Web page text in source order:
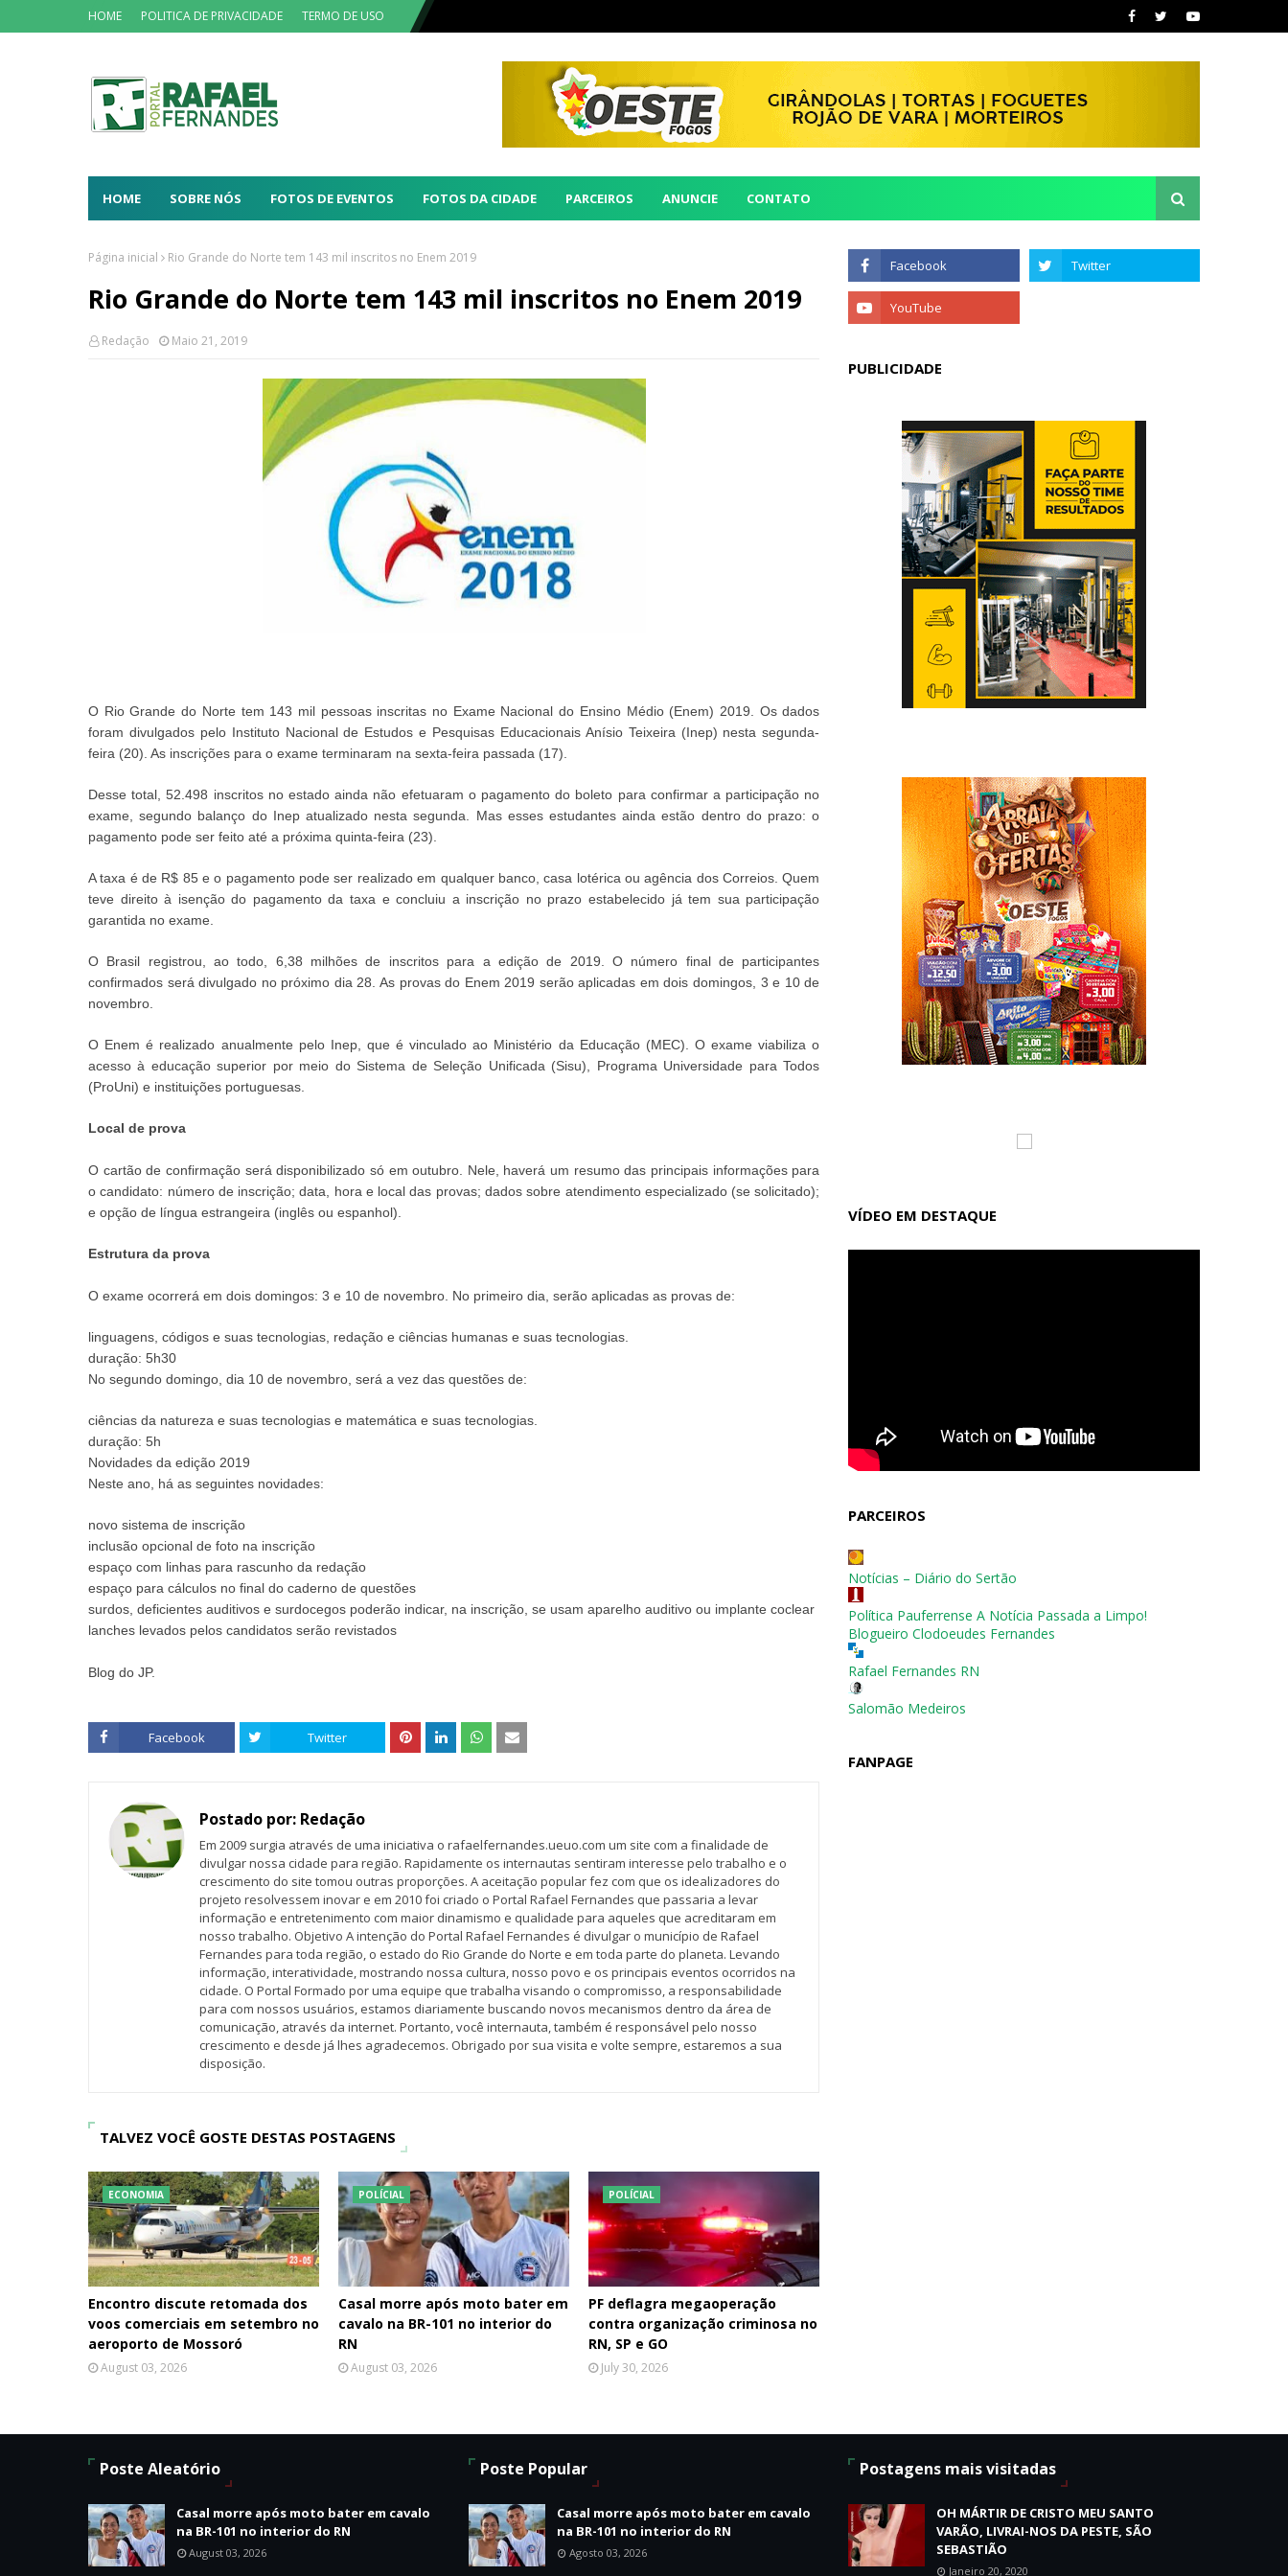
HOME POLITICA DE PRIVACIDADE TERMO DE USO
HOME SOBRE NÓS FOTOS DE EVENTOS FOTOS DA CIDADE PARCEIROS ANUNCIE CONTATO
Página inicial Rio Grande do Norte tem 143 mil inscritos no Enem 2019
Rio Grande do Norte tem 143 mil inscritos no Enem 2019
Redação Maio 21, 2019
O Rio Grande do Norte tem 143 mil pessoas inscritas no Exame Nacional do Ensino Médio (Enem) 2019. Os dados
foram divulgados pelo Instituto Nacional de Estudos e Pesquisas Educacionais Anísio Teixeira (Inep) nesta segunda-
feira (20). As inscrições para o exame terminaram na sexta-feira passada (17).
Desse total, 52.498 inscritos no estado ainda não efetuaram o pagamento do boleto para confirmar a participação no
exame, segundo balanço do Inep atualizado nesta segunda. Mas esses estudantes ainda estão dentro do prazo: o
pagamento pode ser feito até a próxima quinta-feira (23).
A taxa é de R$ 85 e o pagamento pode ser realizado em qualquer banco, casa lotérica ou agência dos Correios. Quem
teve direito à isenção do pagamento da taxa e concluiu a inscrição no prazo estabelecido já tem sua participação
garantida no exame.
O Brasil registrou, ao todo, 6,38 milhões de inscritos para a edição de 2019. O número final de participantes
confirmados será divulgado no próximo dia 28. As provas do Enem 2019 serão aplicadas em dois domingos, 3 e 10 de
novembro.
O Enem é realizado anualmente pelo Inep, que é vinculado ao Ministério da Educação (MEC). O exame viabiliza o
acesso à educação superior por meio do Sistema de Seleção Unificada (Sisu), Programa Universidade para Todos
(ProUni) e instituições portuguesas.
Local de prova
O cartão de confirmação será disponibilizado só em outubro. Nele, haverá um resumo das principais informações para
o candidato: número de inscrição; data, hora e local das provas; dados sobre atendimento especializado (se solicitado);
e opção de língua estrangeira (inglês ou espanhol).
Estrutura da prova
O exame ocorrerá em dois domingos: 3 e 10 de novembro. No primeiro dia, serão aplicadas as provas de:
linguagens, códigos e suas tecnologias, redação e ciências humanas e suas tecnologias.
duração: 5h30
No segundo domingo, dia 10 de novembro, será a vez das questões de:
ciências da natureza e suas tecnologias e matemática e suas tecnologias.
duração: 5h
Novidades da edição 2019
Neste ano, há as seguintes novidades:
novo sistema de inscrição
inclusão opcional de foto na inscrição
espaço com linhas para rascunho da redação
espaço para cálculos no final do caderno de questões
surdos, deficientes auditivos e surdocegos poderão indicar, na inscrição, se usam aparelho auditivo ou implante coclear
lanches levados pelos candidatos serão revistados
Blog do JP.
Facebook Twitter
Postado por: Redação
Em 2009 surgia através de uma iniciativa o rafaelfernandes.ueuo.com um site com a finalidade de
divulgar nossa cidade para região. Rapidamente os internautas sentiram interesse pelo trabalho e o
crescimento do site tomou outras proporções. A aceitação popular fez com que os idealizadores do
projeto resolvessem inovar e em 2010 foi criado o Portal Rafael Fernandes que passaria a levar
informação e entretenimento com maior dinamismo e qualidade para aqueles que acreditaram em
nosso trabalho. Objetivo A intenção do Portal Rafael Fernandes é divulgar o município de Rafael
Fernandes para toda região, o estado do Rio Grande do Norte e em toda parte do planeta. Levando
informação, interatividade, mostrando nossa cultura, nosso povo e os principais eventos ocorridos na
cidade. O Portal Formado por uma equipe que trabalha visando o compromisso, a responsabilidade
para com nossos usuários, estamos diariamente buscando novos mecanismos dentro da área de
comunicação, através da internet. Portanto, você internauta, também é responsável pelo nosso
crescimento e desde já lhes agradecemos. Obrigado por sua visita e volte sempre, estaremos a sua
disposição.
TALVEZ VOCÊ GOSTE DESTAS POSTAGENS
ECONOMIA
Encontro discute retomada dos
voos comerciais em setembro no
aeroporto de Mossoró
August 03, 2026
POLÍCIAL
Casal morre após moto bater em
cavalo na BR-101 no interior do
RN
August 03, 2026
POLÍCIAL
PF deflagra megaoperação
contra organização criminosa no
RN, SP e GO
July 30, 2026
PUBLICIDADE
VÍDEO EM DESTAQUE
PARCEIROS
Notícias – Diário do Sertão
Política Pauferrense A Notícia Passada a Limpo!
Blogueiro Clodoeudes Fernandes
Rafael Fernandes RN
Salomão Medeiros
FANPAGE
Poste Aleatório
Casal morre após moto bater em cavalo
na BR-101 no interior do RN
August 03, 2026
Poste Popular
Casal morre após moto bater em cavalo
na BR-101 no interior do RN
Agosto 03, 2026
Postagens mais visitadas
OH MÁRTIR DE CRISTO MEU SANTO
VARÃO, LIVRAI-NOS DA PESTE, SÃO
SEBASTIÃO
Janeiro 20, 2020